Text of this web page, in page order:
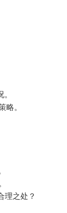
略。
理之处？